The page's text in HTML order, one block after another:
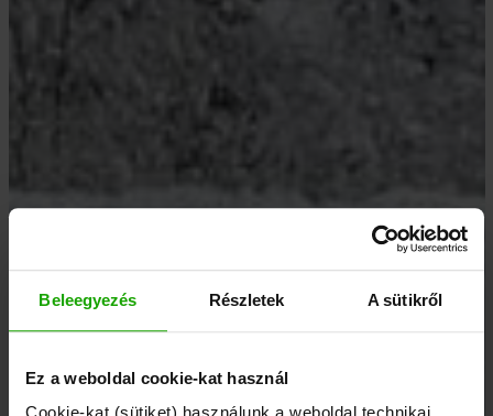
Beleegyezés Részletek A sütikről
Ez a weboldal cookie-kat használ